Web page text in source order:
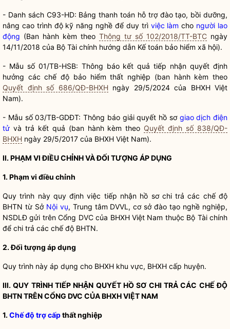
- Danh sách C93-HD: Bảng thanh toán hỗ trợ đào tạo, bồi dưỡng,
nâng cao trình độ kỹ năng nghề để duy trì việc làm cho người lao
động (Ban hành kèm theo Thông tư số 102/2018/TT-BTC ngày
14/11/2018 của Bộ Tài chính hướng dẫn Kế toán bảo hiểm xã hội).
- Mẫu số 01/TB-HSB: Thông báo kết quả tiếp nhận quyết định
hưởng các chế độ bảo hiểm thất nghiệp (ban hành kèm theo
Quyết định số 686/QĐ-BHXHngày 29/5/2024 của BHXH Việt
Nam).
- Mẫu số 03/TB-GDĐT: Thông báo giải quyết hồ sơ giao dịch điện
tử và trả kết quả (ban hành kèm theo Quyết định số 838/QĐ-
BHXH ngày 29/5/2017 của BHXH Việt Nam).
II. PHẠM VI ĐIỀU CHỈNH VÀ ĐỐI TƯỢNG ÁP DỤNG
1. Phạm vi điều chỉnh
Quy trình này quy định việc tiếp nhận hồ sơ chi trả các chế độ
BHTN từ Sở Nội vụ, Trung tâm DVVL, cơ sở đào tạo nghề nghiệp,
NSDLĐ gửi trên Cổng DVC của BHXH Việt Nam thuộc Bộ Tài chính
để chi trả các chế độ BHTN.
2. Đối tượng áp dụng
Quy trình này áp dụng cho BHXH khu vực, BHXH cấp huyện.
III. QUY TRÌNH TIẾP NHẬN QUYẾT HỒ SƠ CHI TRẢ CÁC CHẾ ĐỘ
BHTN TRÊN CỔNG DVC CỦA BHXH VIỆT NAM
1.Chế độ trợ cấpthất nghiệp